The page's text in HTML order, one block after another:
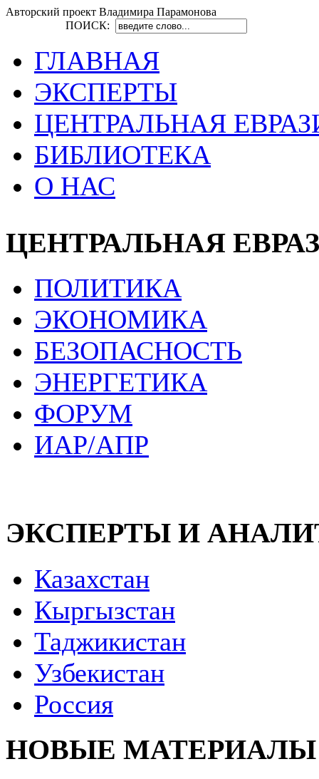
Авторский проект Владимира Парамонова
ПОИСК:
ГЛАВНАЯ
ЭКСПЕРТЫ
ЦЕНТРАЛЬНАЯ
БИБЛИОТЕКА
О НАС
ЦЕНТРАЛЬНАЯ
ПОЛИТИКА
ЭКОНОМИКА
БЕЗОПАСНОСТЬ
ЭНЕРГЕТИКА
ФОРУМ
ИАР/АПР
ЭКСПЕРТЫ И
Казахстан
Кыргызстан
Таджикистан
Узбекистан
Россия
НОВЫЕ МАТЕРИАЛЫ